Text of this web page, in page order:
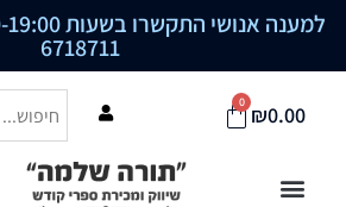
למענה אנושי התקשרו בשעות 09:00-19:00 לטלפון
6718711
₪0.00
0